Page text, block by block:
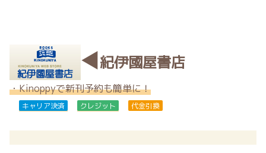
◀紀伊國屋書店
・Kinoppyで新刊予約も簡単に！
キャリア決済 クレジット 代金引換